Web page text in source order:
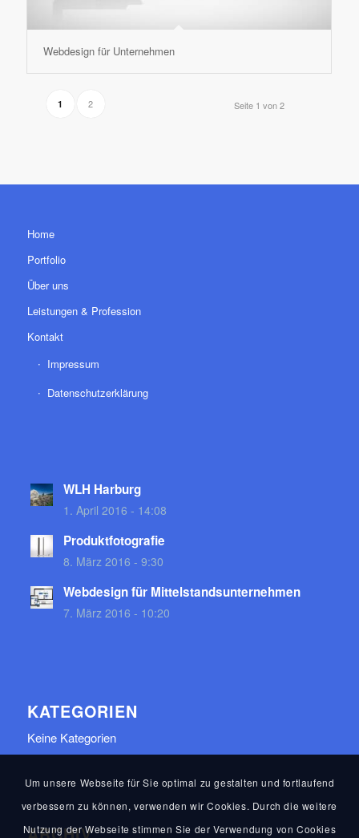
Webdesign für Unternehmen
Seite 1 von 2
1 2
Home
Portfolio
Über uns
Leistungen & Profession
Kontakt
Impressum
Datenschutzerklärung
WLH Harburg
1. April 2016 - 14:08
Produktfotografie
8. März 2016 - 9:30
Webdesign für Mittelstandsunternehmen
7. März 2016 - 10:20
KATEGORIEN
Keine Kategorien
Um unsere Webseite für Sie optimal zu gestalten und fortlaufend
verbessern zu können, verwenden wir Cookies. Durch die weitere
Nutzung der Webseite stimmen Sie der Verwendung von Cookies